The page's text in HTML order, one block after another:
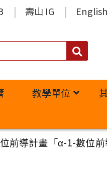
壽山 IG English
搜
教學單位
前導計畫「α-1-數位